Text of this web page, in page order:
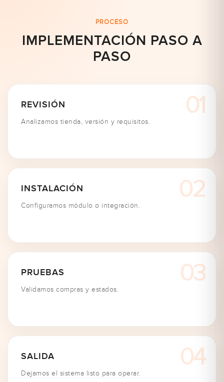
PROCESO
IMPLEMENTACIÓN PASO A
PASO
REVISIÓN
Analizamos tienda, versión y requisitos.
INSTALACIÓN
Configuramos módulo o integración.
PRUEBAS
Validamos compras y estados.
SALIDA
Dejamos el sistema listo para operar.